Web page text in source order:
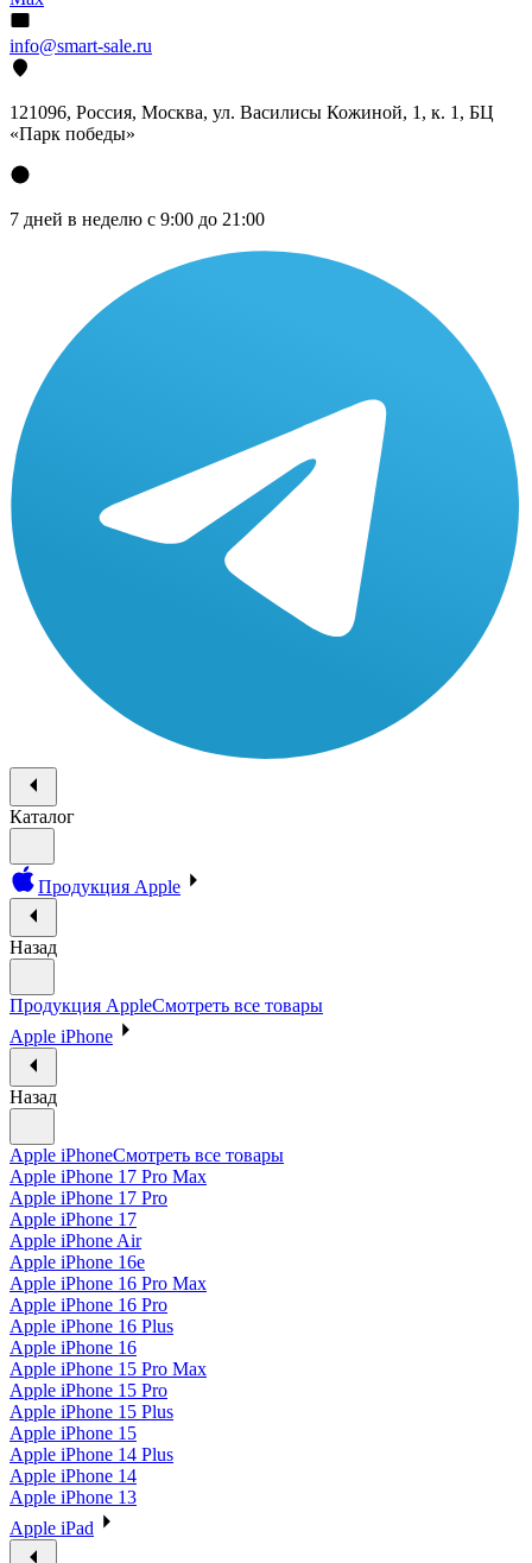
info@smart-sale.ru
121096, Россия, Москва, ул. Василисы Кожиной, 1, к. 1, БЦ
«Парк победы»
7 дней в неделю с 9:00 до 21:00
Каталог
Продукция Apple
Назад
Продукция AppleСмотреть все товары
Apple iPhone
Назад
Apple iPhoneСмотреть все товары
Apple iPhone 17 Pro Max
Apple iPhone 17 Pro
Apple iPhone 17
Apple iPhone Air
Apple iPhone 16e
Apple iPhone 16 Pro Max
Apple iPhone 16 Pro
Apple iPhone 16 Plus
Apple iPhone 16
Apple iPhone 15 Pro Max
Apple iPhone 15 Pro
Apple iPhone 15 Plus
Apple iPhone 15
Apple iPhone 14 Plus
Apple iPhone 14
Apple iPhone 13
Apple iPad